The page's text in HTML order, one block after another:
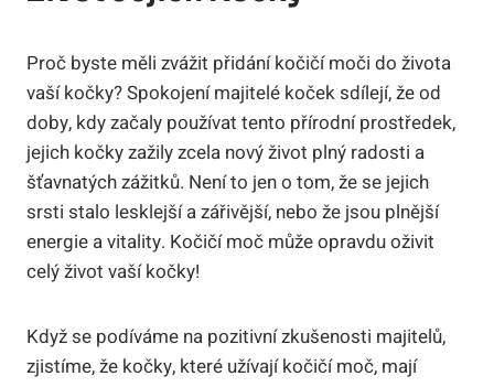
Proč byste​ měli zvážit přidání kočičí moči ⁣do‌ života
vaší kočky? Spokojení majitelé ‍koček sdílejí, ⁢že od
doby, kdy začaly používat tento ‌přírodní prostředek,
⁣jejich kočky zažily zcela nový život plný⁤ radosti a​
šťavnatých zážitků. Není‌ to jen‌ o tom, že se jejich
srsti⁣ stalo lesklejší ⁢a zářivější, nebo že jsou⁢ plnější
energie⁣ a​ vitality. Kočičí moč ⁣může⁣ opravdu oživit
celý život‍ vaší kočky!
Když ​se podíváme na⁣ pozitivní ‍zkušenosti majitelů,
zjistíme, ​že kočky, které užívají kočičí moč, mají